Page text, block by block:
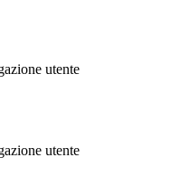
utente
utente